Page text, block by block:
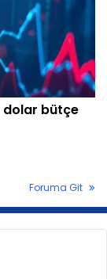
dolar bütçe
Foruma Git